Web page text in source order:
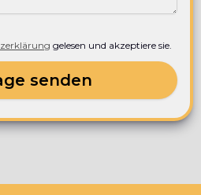
gelesen und akzeptiere sie.
senden